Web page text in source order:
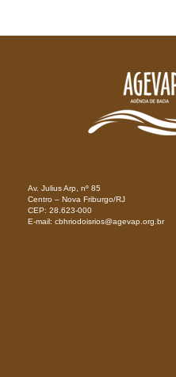
Av. Julius Arp, nº 85
Centro – Nova Friburgo/RJ
CEP: 28.623-000
E-mail: cbhriodoisrios@agevap.org.br